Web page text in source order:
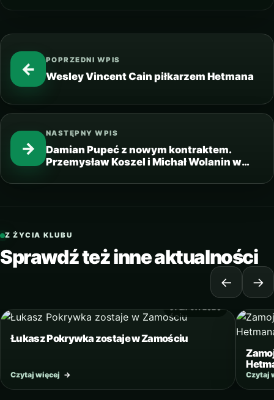
← POPRZEDNI WPIS
Wesley Vincent Cain piłkarzem Hetmana
NASTĘPNY WPIS
Damian Pupeć z nowym kontraktem.
Przemysław Koszel i Michał Wolanin w
→
Z ŻYCIA KLUBU
Sprawdź też inne aktualności
← →
31 LIPCA 2020
Łukasz Pokrywka zostaje w Zamościu
Czytaj więcej → Czytaj